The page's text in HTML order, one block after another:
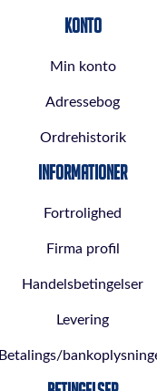
Konto
Min konto
Adressebog
Ordrehistorik
Informationer
Fortrolighed
Firma profil
Handelsbetingelser
Levering
Betalings/